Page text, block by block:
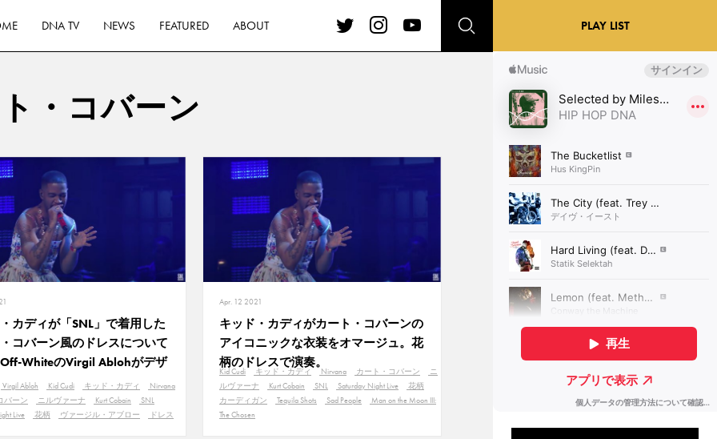
DNA TV NEWS FEATURED ABOUT
・コバーン
カディが「SNL」で着用した
コバーン風のドレスについて
WhiteのVirgil Ablohがデザ
Virgil Abloh Kid Cudi キッド・カディ
Nirvana
バーン
ニルヴァーナ Kurt Cobain
SNL
Live
花柄 ヴァージル・アブロー ドレス
Apr. 12 2021
キッド・カディがカート・コバーンの
アイコニックな衣装をオマージュ。花
柄のドレスで演奏。
Kid Cudi キッド・カディ Nirvana カート・コバーン
ニ
ルヴァーナ
Kurt Cobain SNL Saturday Night Live
花柄
カーディガン
Tequila Shots Sad People
Man on the Moon III:
The Chosen
PLAY LIST